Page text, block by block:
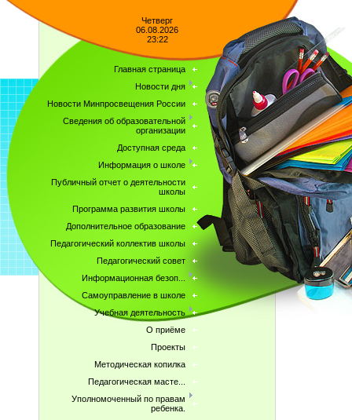
Четверг
06.08.2026
23:22
Главная страница
Новости дня
Новости Минпросвещения России
Сведения об образовательной
организации
Доступная среда
Информация о школе
Публичный отчет о деятельности
школы
Программа развития школы
Дополнительное образование
Педагогический коллектив школы
Педагогический совет
Информационная безоп...
Самоуправление в школе
Учебная деятельность
О приёме
Проекты
Методическая копилка
Педагогическая масте...
Уполномоченный по правам
ребенка.